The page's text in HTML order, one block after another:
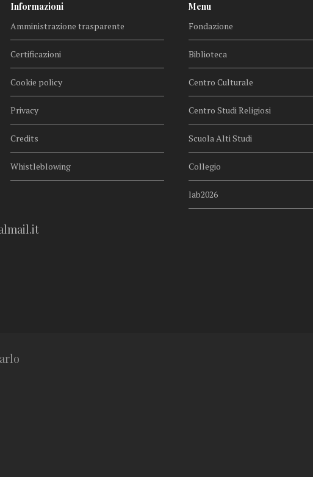
Informazioni
Amministrazione trasparente
Certificazioni
Cookie policy
Privacy
Credits
Whistleblowing
Menu
Fondazione
Biblioteca
Centro Culturale
Centro Studi Religiosi
Scuola Alti Studi
Collegio
lab2026